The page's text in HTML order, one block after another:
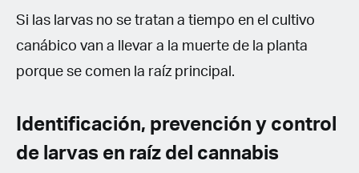
Si las larvas no se tratan a tiempo en el cultivo
canábico van a llevar a la muerte de la planta
porque se comen la raíz principal.
Identificación, prevención y control
de larvas en raíz del cannabis